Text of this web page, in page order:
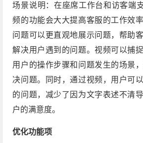
场景说明：在座席工作台和访客端
频的功能会大大提高客服的工作效
问题可以更直观地展示问题，帮助
解决用户遇到的问题。视频可以捕
用户的操作步骤和问题发生的场景
决问题。同时，通过视频，用户可
的问题，减少了因为文字表述不清
户的满意度。
优化功能项